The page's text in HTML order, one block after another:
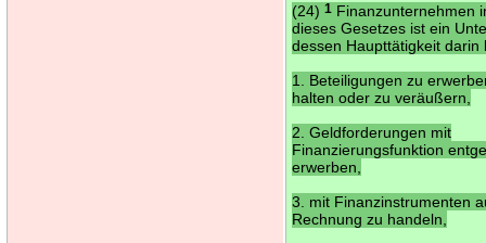
(24)1 Finanzunternehmen
dieses Gesetzes ist ein
dessen Haupttätigkeit darin
1. Beteiligungen zu
halten oder zu veräußern,
2. Geldforderungen mit
Finanzierungsfunktion
erwerben,
3. mit Finanzinstrumenten
Rechnung zu handeln,